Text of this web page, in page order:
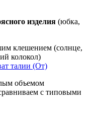
изделия (юбка,
клешением (солнце,
колокол)
талии (От)
объемом
с типовыми